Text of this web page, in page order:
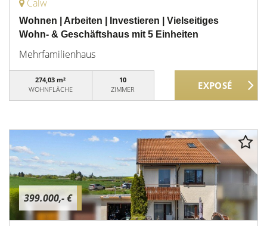
Calw
Wohnen | Arbeiten | Investieren | Vielseitiges
Wohn- & Geschäftshaus mit 5 Einheiten
Mehrfamilienhaus
274,03 m²
WOHNFLÄCHE
10
ZIMMER
399.000,- €